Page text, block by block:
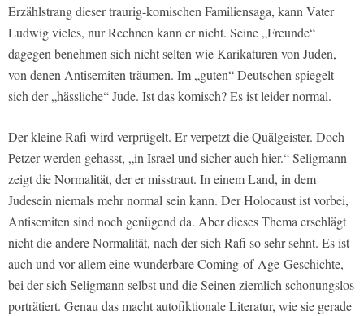
Erzählstrang dieser traurig-komischen Familiensaga, kann Vater
Ludwig vieles, nur Rechnen kann er nicht. Seine „Freunde“
dagegen benehmen sich nicht selten wie Karikaturen von Juden,
von denen Antisemiten träumen. Im „guten“ Deutschen spiegelt
sich der „hässliche“ Jude. Ist das komisch? Es ist leider normal.
Der kleine Rafi wird verprügelt. Er verpetzt die Quälgeister. Doch
Petzer werden gehasst, „in Israel und sicher auch hier.“ Seligmann
zeigt die Normalität, der er misstraut. In einem Land, in dem
Judesein niemals mehr normal sein kann. Der Holocaust ist vorbei,
Antisemiten sind noch genügend da. Aber dieses Thema erschlägt
nicht die andere Normalität, nach der sich Rafi so sehr sehnt. Es ist
auch und vor allem eine wunderbare Coming-of-Age-Geschichte,
bei der sich Seligmann selbst und die Seinen ziemlich schonungslos
porträtiert. Genau das macht autofiktionale Literatur, wie sie gerade